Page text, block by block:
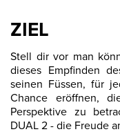
ZIEL
Stell dir vor man
dieses Empfinden
seinen Füssen, für
Chance eröffnen,
Perspektive zu
DUAL 2 - die Freude